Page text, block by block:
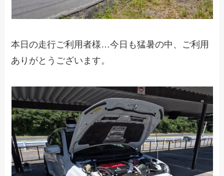
本日の走行ご利用者様…今日も猛暑の中、ご利用
ありがとうございます。